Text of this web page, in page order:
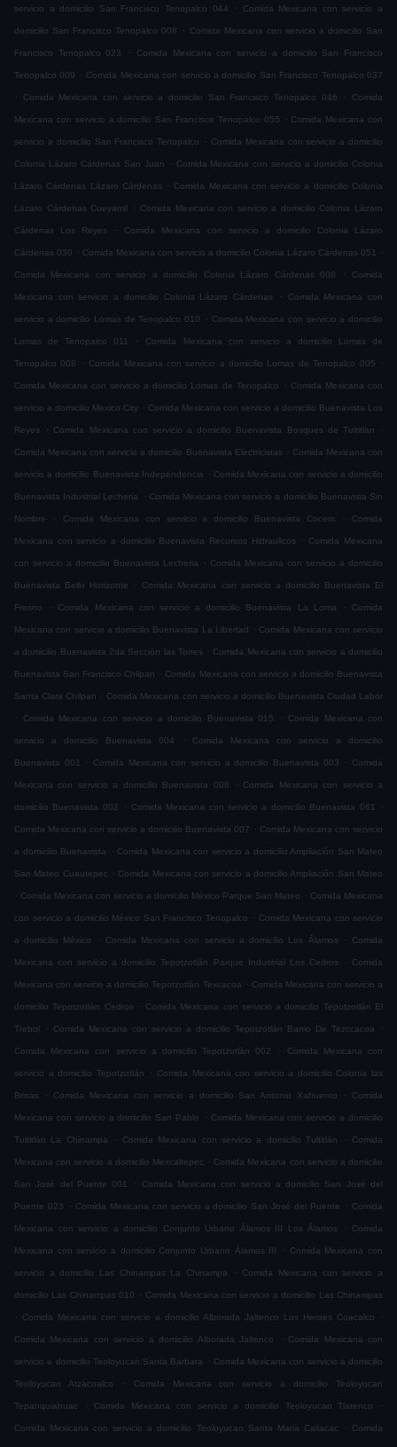
servicio a domicilio San Francisco Tenopalco 044 . Comida Mexicana con servicio a
domicilio San Francisco Tenopalco 008 . Comida Mexicana con servicio a domicilio San
Francisco Tenopalco 023 . Comida Mexicana con servicio a domicilio San Francisco
Tenopalco 009 . Comida Mexicana con servicio a domicilio San Francisco Tenopalco 037
.
Comida Mexicana con servicio a domicilio San Francisco Tenopalco 046 . Comida
Mexicana con servicio a domicilio San Francisco Tenopalco 055 . Comida Mexicana con
servicio a domicilio San Francisco Tenopalco . Comida Mexicana con servicio a domicilio
Colonia Lázaro Cárdenas San Juan . Comida Mexicana con servicio a domicilio Colonia
Lázaro Cárdenas Lázaro Cárdenas . Comida Mexicana con servicio a domicilio Colonia
Lázaro Cárdenas Cueyamil . Comida Mexicana con servicio a domicilio Colonia Lázaro
Cárdenas Los Reyes . Comida Mexicana con servicio a domicilio Colonia Lázaro
Cárdenas 030 . Comida Mexicana con servicio a domicilio Colonia Lázaro Cárdenas 051 .
Comida Mexicana con servicio a domicilio Colonia Lázaro Cárdenas 008 . Comida
Mexicana con servicio a domicilio Colonia Lázaro Cárdenas . Comida Mexicana con
servicio a domicilio Lomas de Tenopalco 010 . Comida Mexicana con servicio a domicilio
Lomas de Tenopalco 011 . Comida Mexicana con servicio a domicilio Lomas de
Tenopalco 008 . Comida Mexicana con servicio a domicilio Lomas de Tenopalco 005 .
Comida Mexicana con servicio a domicilio Lomas de Tenopalco . Comida Mexicana con
servicio a domicilio Mexico City . Comida Mexicana con servicio a domicilio Buenavista Los
Reyes . Comida Mexicana con servicio a domicilio Buenavista Bosques de Tultitlan .
Comida Mexicana con servicio a domicilio Buenavista Electricistas . Comida Mexicana con
servicio a domicilio Buenavista Independencia . Comida Mexicana con servicio a domicilio
Buenavista Industrial Lecheria . Comida Mexicana con servicio a domicilio Buenavista Sin
Nombre . Comida Mexicana con servicio a domicilio Buenavista Cocem . Comida
Mexicana con servicio a domicilio Buenavista Recursos Hidraulicos . Comida Mexicana
con servicio a domicilio Buenavista Lecheria . Comida Mexicana con servicio a domicilio
Buenavista Bello Horizonte . Comida Mexicana con servicio a domicilio Buenavista El
Fresno . Comida Mexicana con servicio a domicilio Buenavista La Loma . Comida
Mexicana con servicio a domicilio Buenavista La Libertad . Comida Mexicana con servicio
a domicilio Buenavista 2da Sección las Torres . Comida Mexicana con servicio a domicilio
Buenavista San Francisco Chilpan . Comida Mexicana con servicio a domicilio Buenavista
Santa Clara Chilpan . Comida Mexicana con servicio a domicilio Buenavista Ciudad Labor
.
Comida Mexicana con servicio a domicilio Buenavista 015 . Comida Mexicana con
servicio a domicilio Buenavista 004 . Comida Mexicana con servicio a domicilio
Buenavista 001 . Comida Mexicana con servicio a domicilio Buenavista 003 . Comida
Mexicana con servicio a domicilio Buenavista 008 . Comida Mexicana con servicio a
domicilio Buenavista 002 . Comida Mexicana con servicio a domicilio Buenavista 061 .
Comida Mexicana con servicio a domicilio Buenavista 007 . Comida Mexicana con servicio
a domicilio Buenavista . Comida Mexicana con servicio a domicilio Ampliación San Mateo
San Mateo Cuautepec . Comida Mexicana con servicio a domicilio Ampliación San Mateo
. Comida Mexicana con servicio a domicilio México Parque San Mateo . Comida Mexicana
con servicio a domicilio México San Francisco Tenopalco . Comida Mexicana con servicio
a domicilio México . Comida Mexicana con servicio a domicilio Los Álamos . Comida
Mexicana con servicio a domicilio Tepotzotlán Parque Industrial Los Cedros . Comida
Mexicana con servicio a domicilio Tepotzotlán Texcacoa . Comida Mexicana con servicio a
domicilio Tepotzotlán Cedros . Comida Mexicana con servicio a domicilio Tepotzotlán El
Trebol . Comida Mexicana con servicio a domicilio Tepotzotlán Barrio De Tezccacoa .
Comida Mexicana con servicio a domicilio Tepotzotlán 002 . Comida Mexicana con
servicio a domicilio Tepotzotlán . Comida Mexicana con servicio a domicilio Colonia las
Brisas . Comida Mexicana con servicio a domicilio San Antonio Xahuento . Comida
Mexicana con servicio a domicilio San Pablo . Comida Mexicana con servicio a domicilio
Tultitlán La Chinampa . Comida Mexicana con servicio a domicilio Tultitlán . Comida
Mexicana con servicio a domicilio Mexcaltepec . Comida Mexicana con servicio a domicilio
San José del Puente 001 . Comida Mexicana con servicio a domicilio San José del
Puente 023 . Comida Mexicana con servicio a domicilio San José del Puente . Comida
Mexicana con servicio a domicilio Conjunto Urbano Álamos III Los Álamos . Comida
Mexicana con servicio a domicilio Conjunto Urbano Álamos III . Comida Mexicana con
servicio a domicilio Las Chinampas La Chinampa . Comida Mexicana con servicio a
domicilio Las Chinampas 010 . Comida Mexicana con servicio a domicilio Las Chinampas
.
Comida Mexicana con servicio a domicilio Alborada Jaltenco Los Heroes Coacalco .
Comida Mexicana con servicio a domicilio Alborada Jaltenco . Comida Mexicana con
servicio a domicilio Teoloyucan Santa Barbara . Comida Mexicana con servicio a domicilio
Teoloyucan Atzacoalco . Comida Mexicana con servicio a domicilio Teoloyucan
Tepanquiahuac . Comida Mexicana con servicio a domicilio Teoloyucan Tlatenco .
Comida Mexicana con servicio a domicilio Teoloyucan Santa Maria Caliacac . Comida